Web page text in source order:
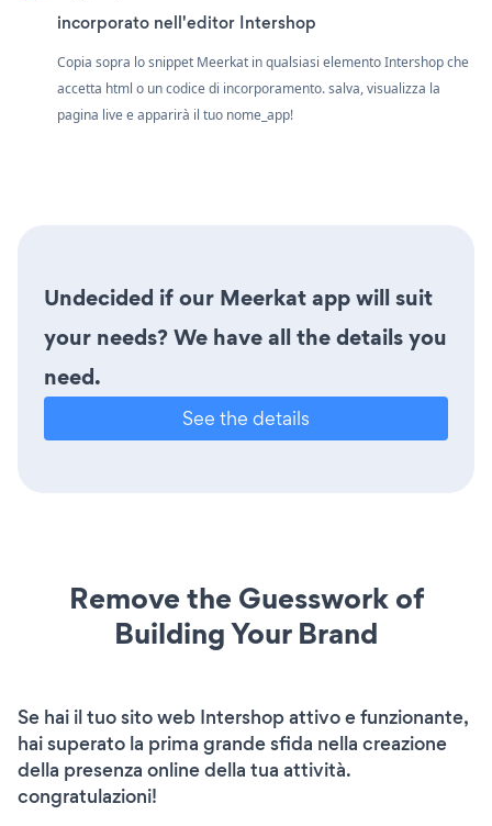
incorporato nell'editor Intershop
Copia sopra lo snippet Meerkat in qualsiasi elemento Intershop che
accetta html o un codice di incorporamento. salva, visualizza la
pagina live e apparirà il tuo nome_app!
Undecided if our Meerkat app will suit
your needs? We have all the details you
need.
See the details
Remove the Guesswork of
Building Your Brand
Se hai il tuo sito web Intershop attivo e funzionante,
hai superato la prima grande sfida nella creazione
della presenza online della tua attività.
congratulazioni!